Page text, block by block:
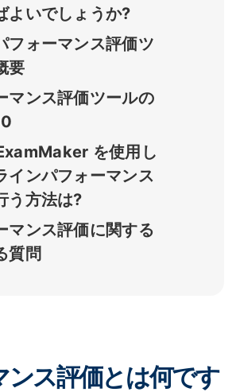
よいでしょうか?
フォーマンス評価ツ
要
マンス評価ツールの
を使用し
インパフォーマンス
う方法は?
マンス評価に関する
質問
ンス評価とは何です